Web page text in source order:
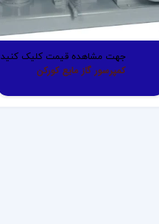
جهت مشاهده قیمت کلیک کنید
کمپرسور گاز مایع کورکن